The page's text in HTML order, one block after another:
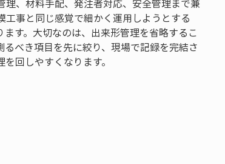
、材料手配、発注者対応、安全管理まで兼
事と同じ感覚で細かく運用しようとする
す。大切なのは、出来形管理を省略するこ
べき項目を先に絞り、現場で記録を完結さ
回しやすくなります。